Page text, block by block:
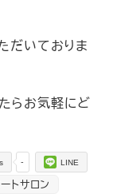
だいておりま
らお気軽にど
- LINE
トサロン